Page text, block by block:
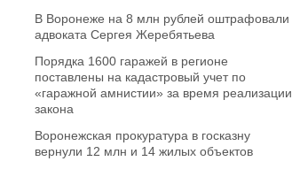
В Воронеже на 8 млн рублей оштрафовали
адвоката Сергея Жеребятьева
Порядка 1600 гаражей в регионе
поставлены на кадастровый учет по
«гаражной амнистии» за время реализации
закона
Воронежская прокуратура в госказну
вернули 12 млн и 14 жилых объектов